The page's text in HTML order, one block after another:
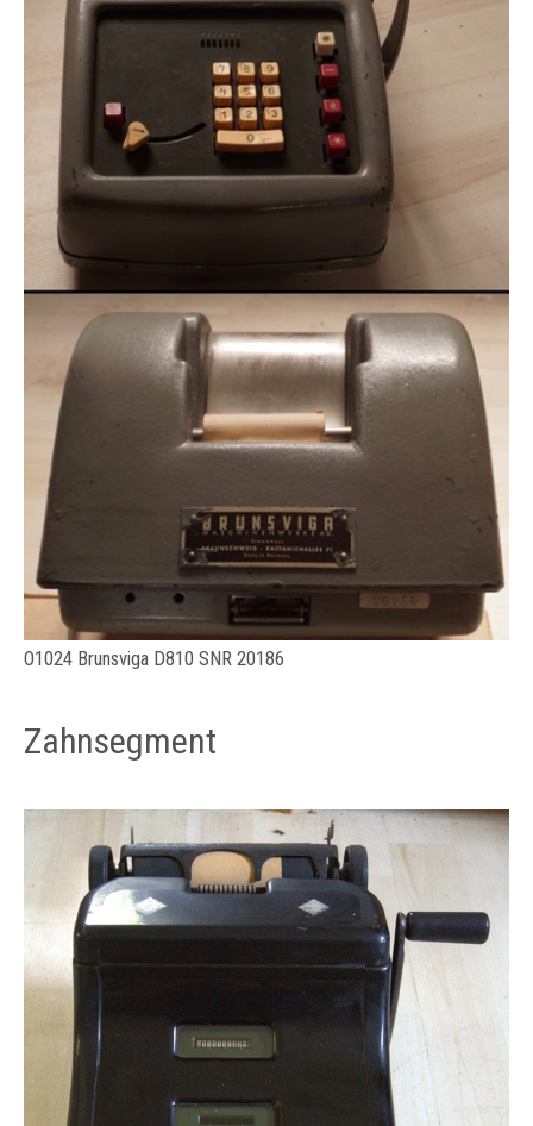
​O1024 Brunsviga D810 SNR 20186
Zahnsegment